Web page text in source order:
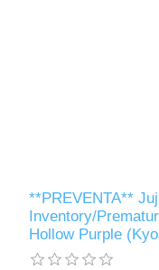
**PREVENTA**
Inventory/
Hollow Purple